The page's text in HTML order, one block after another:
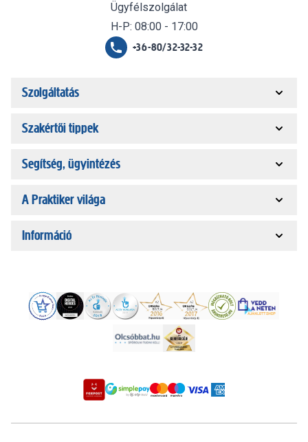
Ügyfélszolgálat
H-P: 08:00 - 17:00
+36-80/32-32-32
Szolgáltatás
Szakértői tippek
Segítség, ügyintézés
A Praktiker világa
Információ